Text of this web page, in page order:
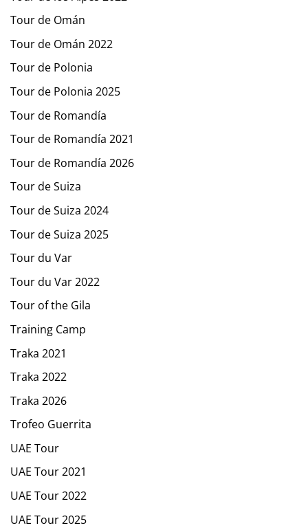
Tour de Omán
Tour de Omán 2022
Tour de Polonia
Tour de Polonia 2025
Tour de Romandía
Tour de Romandía 2021
Tour de Romandía 2026
Tour de Suiza
Tour de Suiza 2024
Tour de Suiza 2025
Tour du Var
Tour du Var 2022
Tour of the Gila
Training Camp
Traka 2021
Traka 2022
Traka 2026
Trofeo Guerrita
UAE Tour
UAE Tour 2021
UAE Tour 2022
UAE Tour 2025